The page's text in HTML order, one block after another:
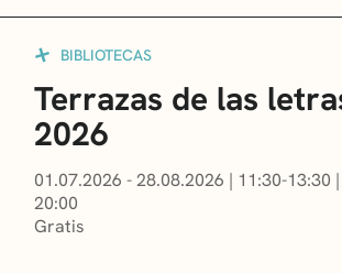
BIBLIOTECAS
Terrazas de las
2026
01.07.2026 - 28.08.2026 | 11:30-13:30 |
20:00
Gratis